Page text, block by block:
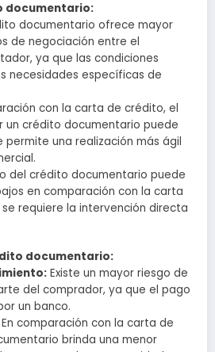
documentario:
documentario ofrece mayor
de negociación entre el
ya que las condiciones
necesidades específicas de
con la carta de crédito, el
un crédito documentario puede
permite una realización más ágil
del crédito documentario puede
en comparación con la carta
requiere la intervención directa
documentario:
Existe un mayor riesgo de
del comprador, ya que el pago
un banco.
En comparación con la carta de
brinda una menor